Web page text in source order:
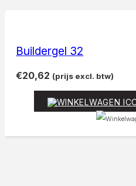
Buildergel 32
€20,62 (prijs excl. btw)